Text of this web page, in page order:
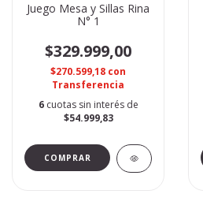
Juego Mesa y Sillas Rina
N° 1
$329.999,00
$270.599,18 con
Transferencia
6 cuotas sin interés de
$54.999,83